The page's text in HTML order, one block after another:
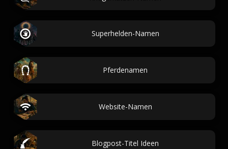
Superhelden-Namen
Pferdenamen
Website-Namen
Blogpost-Titel Ideen